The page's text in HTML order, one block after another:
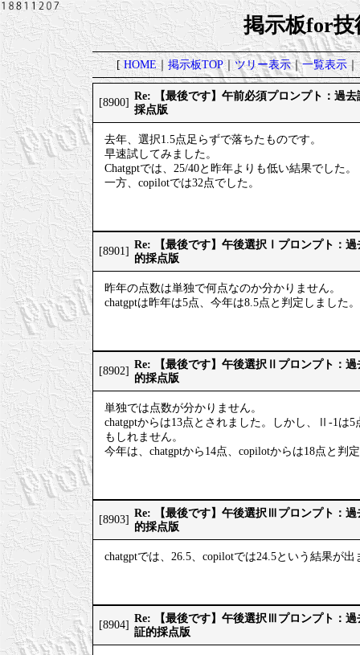
掲示板for技
[HOME｜掲示板TOP｜ツリー表示｜一覧表示｜
[8900]
Re: 【最後です】午前必須プロンプト：過
採点版
去年、選択1.5点足らずで落ちたものです。
早速試してみました。
Chatgptでは、25/40と昨年よりも低い結果でした。
一方、copilotでは32点でした。
[8901]
Re: 【最後です】午後選択Ⅰプロンプト：
的採点版
昨年の点数は単独で何点なのか分かりません。
chatgptは昨年は5点、今年は8.5点と判定しました。
[8902]
Re: 【最後です】午後選択Ⅱプロンプト：
的採点版
単独では点数が分かりません。
chatgptからは13点とされました。しかし、Ⅱ-1は
もしれません。
今年は、chatgptから14点、copilotからは18点と判
[8903]
Re: 【最後です】午後選択Ⅲプロンプト：
的採点版
chatgptでは、26.5、copilotでは24.5という結果が出
[8904]
Re: 【最後です】午後選択Ⅲプロンプト：
証的採点版